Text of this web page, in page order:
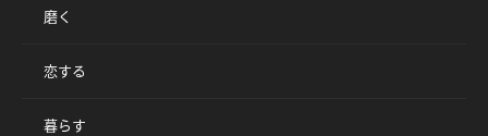
磨く
恋する
暮らす